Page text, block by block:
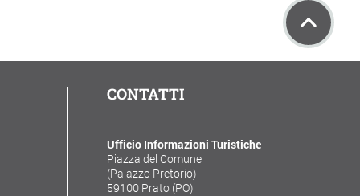
CONTATTI
Ufficio Informazioni Turistiche
Piazza del Comune
(Palazzo Pretorio)
59100 Prato (PO)